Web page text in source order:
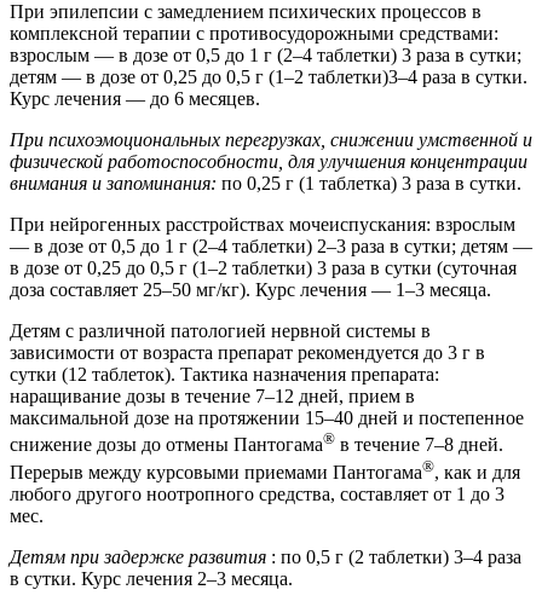
При эпилепсии с замедлением психических процессов в
комплексной терапии с противосудорожными средствами:
взрослым — в дозе от 0,5 до 1 г (2–4 таблетки) 3 раза в сутки;
детям — в дозе от 0,25 до 0,5 г (1–2 таблетки)3–4 раза в сутки.
Курс лечения — до 6 месяцев.
При психоэмоциональных перегрузках, снижении умственной и
физической работоспособности, для улучшения концентрации
внимания и запоминания: по 0,25 г (1 таблетка) 3 раза в сутки.
При нейрогенных расстройствах мочеиспускания: взрослым
— в дозе от 0,5 до 1 г (2–4 таблетки) 2–3 раза в сутки; детям —
в дозе от 0,25 до 0,5 г (1–2 таблетки) 3 раза в сутки (суточная
доза составляет 25–50 мг/кг). Курс лечения — 1–3 месяца.
Детям с различной патологией нервной системы в
зависимости от возраста препарат рекомендуется до 3 г в
сутки (12 таблеток). Тактика назначения препарата:
наращивание дозы в течение 7–12 дней, прием в
максимальной дозе на протяжении 15–40 дней и постепенное
снижение дозы до отмены Пантогама® в течение 7–8 дней.
Перерыв между курсовыми приемами Пантогама®, как и для
любого другого ноотропного средства, составляет от 1 до 3
мес.
Детям при задержке развития : по 0,5 г (2 таблетки) 3–4 раза
в сутки. Курс лечения 2–3 месяца.